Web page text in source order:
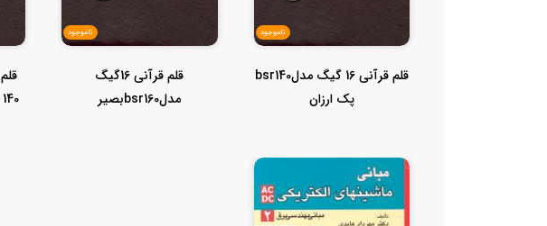
ناموجود
قلم قرآنی 16 گیگ مدلbsr140
پک ارزان
ناموجود
قلم قرآنی 16گیگ
مدلbsr160بصیر